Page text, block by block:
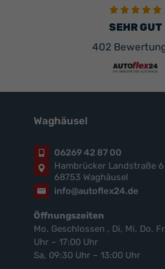
SEHR GUT
402
Waghäusel
06269 42 87 00
Hambrücker Landstraße
68753 Waghäusel
info@autoflex24.de
Öffnungszeiten
Mo. Geschlossen , Di, Mi, Do,
Uhr – 17:00 Uhr
Sa, 09:30 Uhr – 13:00 Uhr